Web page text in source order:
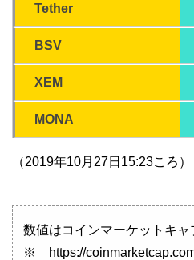
Tether
BSV
XEM
MONA
（2019年10月27日15:23ころ）
数値はコインマーケットキ
※ https://